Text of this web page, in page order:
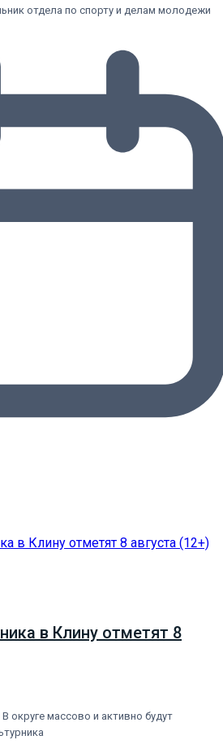
отдела по спорту и делам молодежи
в Клину отметят 8
округе массово и активно будут